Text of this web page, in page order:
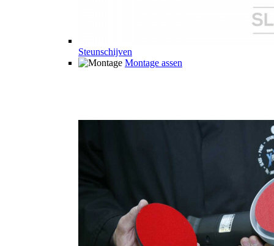
Steunschijven
Montage assen